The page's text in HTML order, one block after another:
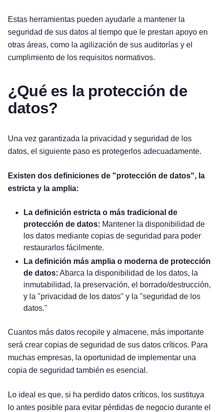
Estas herramientas pueden ayudarle a mantener la
seguridad de sus datos al tiempo que le prestan apoyo en
otras áreas, como la agilización de sus auditorías y el
cumplimiento de los requisitos normativos.
¿Qué es la protección de
datos?
Una vez garantizada la privacidad y seguridad de los
datos, el siguiente paso es protegerlos adecuadamente.
Existen dos definiciones de "protección de datos", la
estricta y la amplia:
La definición estricta o más tradicional de
protección de datos: Mantener la disponibilidad de
los datos mediante copias de seguridad para poder
restaurarlos fácilmente.
La definición más amplia o moderna de protección
de datos: Abarca la disponibilidad de los datos, la
inmutabilidad, la preservación, el borrado/destrucción,
y la "privacidad de los datos" y la "seguridad de los
datos."
Cuantos más datos recopile y almacene, más importante
será crear copias de seguridad de sus datos críticos. Para
muchas empresas, la oportunidad de implementar una
copia de seguridad también es esencial.
Lo ideal es que, si ha perdido datos críticos, los sustituya
lo antes posible para evitar pérdidas de negocio durante el